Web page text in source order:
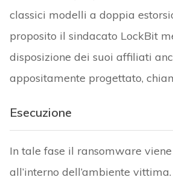
classici modelli a doppia
proposito il sindacato LockBit
disposizione dei suoi affiliati
appositamente progettato,
Esecuzione
In tale fase il ransomware
all’interno dell’ambiente